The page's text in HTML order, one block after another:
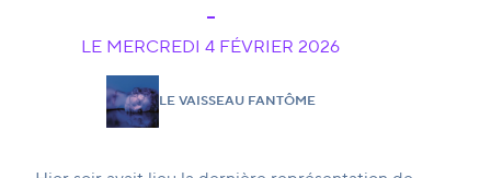
LE MERCREDI 4 FÉVRIER 2026
LE VAISSEAU FANTÔME